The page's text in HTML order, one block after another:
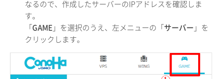
なるので、作成したサーバーのIPアドレスを確認しま
す。
「GAME」を選択のうえ、左メニューの「サーバー 」を
クリックします。